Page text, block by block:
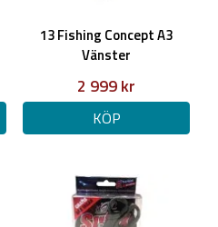
13 Fishing Concept A3
Vänster
2 999 kr
KÖP